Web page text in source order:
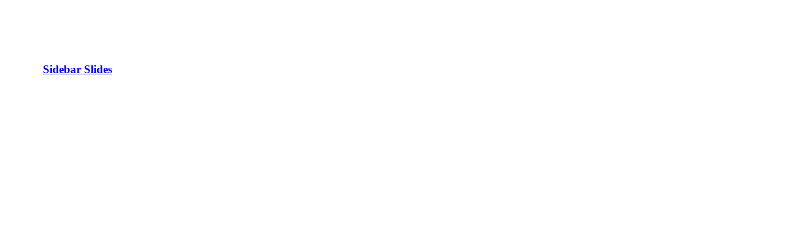
Sidebar Slides